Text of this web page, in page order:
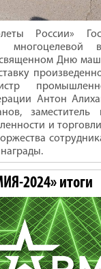
России»
многоцелевой
Дню
Антон
заместитель
и
2024» итоги